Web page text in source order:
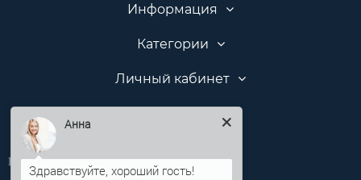
Информация
Категории
Личный кабинет
Производственная компания «ПКММ»